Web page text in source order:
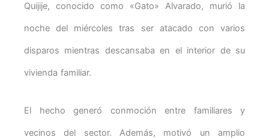
Quijije, conocido como «Gato» Alvarado, murió la
noche del miércoles tras ser atacado con varios
disparos mientras descansaba en el interior de su
vivienda familiar.
El hecho generó conmoción entre familiares y
vecinos del sector. Además, motivó un amplio